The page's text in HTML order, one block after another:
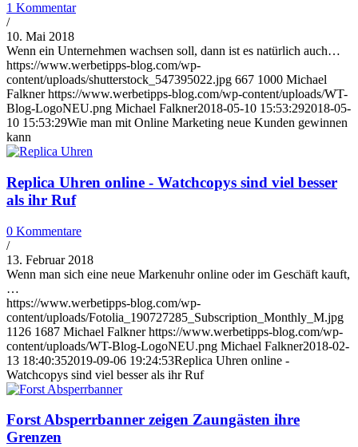
1 Kommentar
/
10. Mai 2018
Wenn ein Unternehmen wachsen soll, dann ist es natürlich auch…
https://www.werbetipps-blog.com/wp-
content/uploads/shutterstock_547395022.jpg 667 1000 Michael
Falkner https://www.werbetipps-blog.com/wp-content/uploads/WT-
Blog-LogoNEU.png Michael Falkner2018-05-10 15:53:292018-05-
10 15:53:29Wie man mit Online Marketing neue Kunden gewinnen
kann
Replica Uhren online - Watchcopys sind viel besser
als ihr Ruf
0 Kommentare
/
13. Februar 2018
Wenn man sich eine neue Markenuhr online oder im Geschäft kauft,
…
https://www.werbetipps-blog.com/wp-
content/uploads/Fotolia_190727285_Subscription_Monthly_M.jpg
1126 1687 Michael Falkner https://www.werbetipps-blog.com/wp-
content/uploads/WT-Blog-LogoNEU.png Michael Falkner2018-02-
13 18:40:352019-09-06 19:24:53Replica Uhren online -
Watchcopys sind viel besser als ihr Ruf
Forst Absperrbanner zeigen Zaungästen ihre
Grenzen